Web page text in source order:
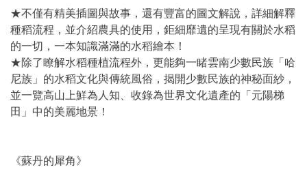
★不僅有精美插圖與故事，還有豐富的圖文解說，詳細解釋
種稻流程，並介紹農具的使用，鉅細靡遺的呈現有關於水稻
的一切，一本知識滿滿的水稻繪本！
★除了瞭解水稻種植流程外，更能夠一睹雲南少數民族「哈
尼族」的水稻文化與傳統風俗，揭開少數民族的神秘面紗，
並一覽高山上鮮為人知、收錄為世界文化遺產的「元陽梯
田」中的美麗地景！
《蘇丹的犀角》